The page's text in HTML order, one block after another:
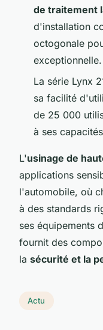
de traitement
d'installation
octogonale
exceptionnelle.
La série Lynx
sa facilité
de 25 000
à ses
L'usinage de
applications
l'automobile, où
à des standards
ses équipements
fournit des
la sécurité et la
Actu